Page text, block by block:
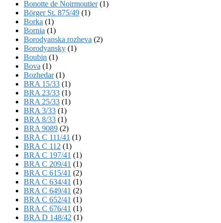
Bonotte de Noirmoutier(1)
Börger St. 875/49 (1)
Borka (1)
Bornia (1)
Borodyanska rozheva (2)
Borodyansky (1)
Boubin (1)
Bova (1)
Bozhedar(1)
BRA 15/33 (1)
BRA 23/33 (1)
BRA 25/33 (1)
BRA 3/33 (1)
BRA 8/33 (1)
BRA 9089 (2)
BRA C 111/41 (1)
BRA C 112 (1)
BRA C 197/41 (1)
BRA C 209/41 (1)
BRA C 615/41 (2)
BRA C 634/41 (1)
BRA C 649/41 (2)
BRA C 652/41 (1)
BRA C 676/41 (1)
BRA D 148/42 (1)